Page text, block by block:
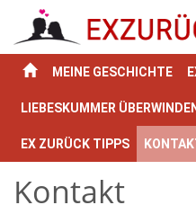
MEINE GESCHICHTE
LIEBESKUMMER ÜBERWINDEN
EX ZURÜCK TIPPS
Kontakt